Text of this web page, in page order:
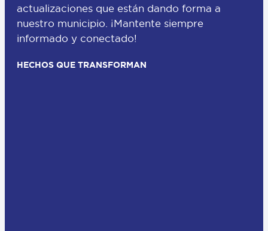
actualizaciones que están dando forma a
nuestro municipio. ¡Mantente siempre
informado y conectado!
HECHOS QUE TRANSFORMAN